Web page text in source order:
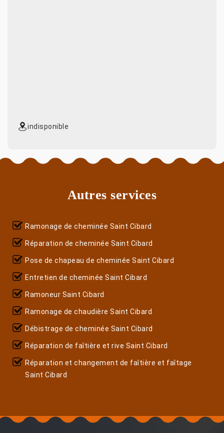
indisponible
Autres services
Ramonage de cheminée Saint Cibard
Réparation de cheminée Saint Cibard
Pose de chapeau de cheminée Saint Cibard
Entretien de cheminée Saint Cibard
Ramoneur Saint Cibard
Ramonage de chaudière Saint Cibard
Débistrage de cheminée Saint Cibard
Réparation de faîtière et rive Saint Cibard
Réparation et changement de faîtière et faîtage
Saint Cibard